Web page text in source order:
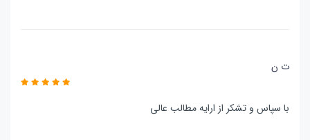
ت ن
با سپاس و تشکر از ارایه مطالب عالی